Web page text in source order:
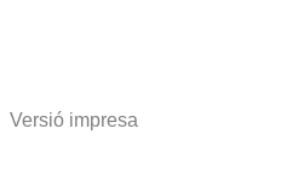
Versió impresa